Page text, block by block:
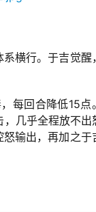
横行。于吉觉
每回合降低15
几乎全程放不
输出，再加之